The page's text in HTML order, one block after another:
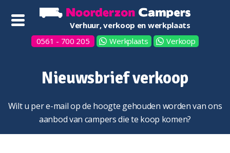
Verhuur, verkoop en werkplaats
0561 - 700 205
Werkplaats Verkoop
Nieuwsbrief verkoop
Wilt u per e-mail op de hoogte gehouden worden van ons
aanbod van campers die te koop komen?